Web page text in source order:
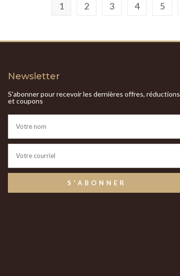
1 2 3 4 5
Newsletter
S'abonner pour recevoir les dernières offres, réductions
et coupons
S'ABONNER